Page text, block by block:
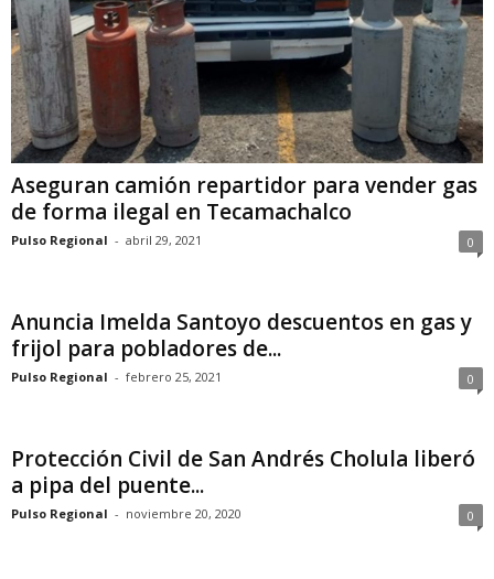
Aseguran camión repartidor para vender gas
de forma ilegal en Tecamachalco
Pulso Regional - abril 29, 2021 0
Anuncia Imelda Santoyo descuentos en gas y
frijol para pobladores de...
Pulso Regional - febrero 25, 2021 0
Protección Civil de San Andrés Cholula liberó
a pipa del puente...
Pulso Regional - noviembre 20, 2020 0